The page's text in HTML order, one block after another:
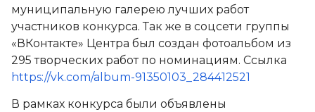
муниципальную галерею лучших работ
участников конкурса. Так же в соцсети группы
«ВКонтакте» Центра был создан фотоальбом из
295 творческих работ по номинациям. Ссылка
https://vk.com/album-91350103_284412521
В рамках конкурса были объявлены